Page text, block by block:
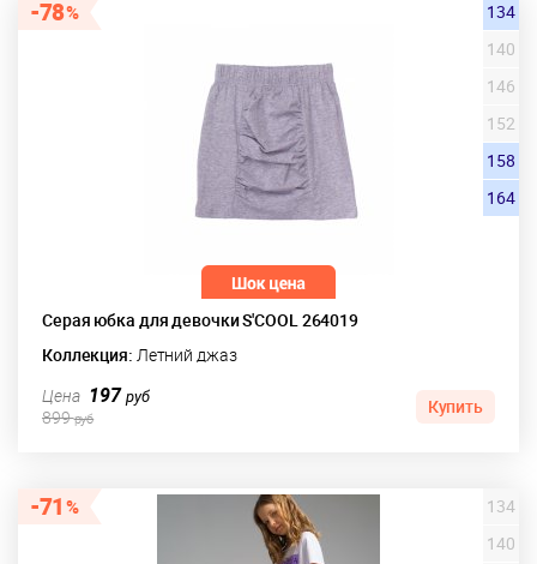
78
Серая юбка для девочки S'COOL 264019
Коллекция: Летний джаз
134
140
146
152
158
164
Цена 197руб
899руб
Купить
71
134
140